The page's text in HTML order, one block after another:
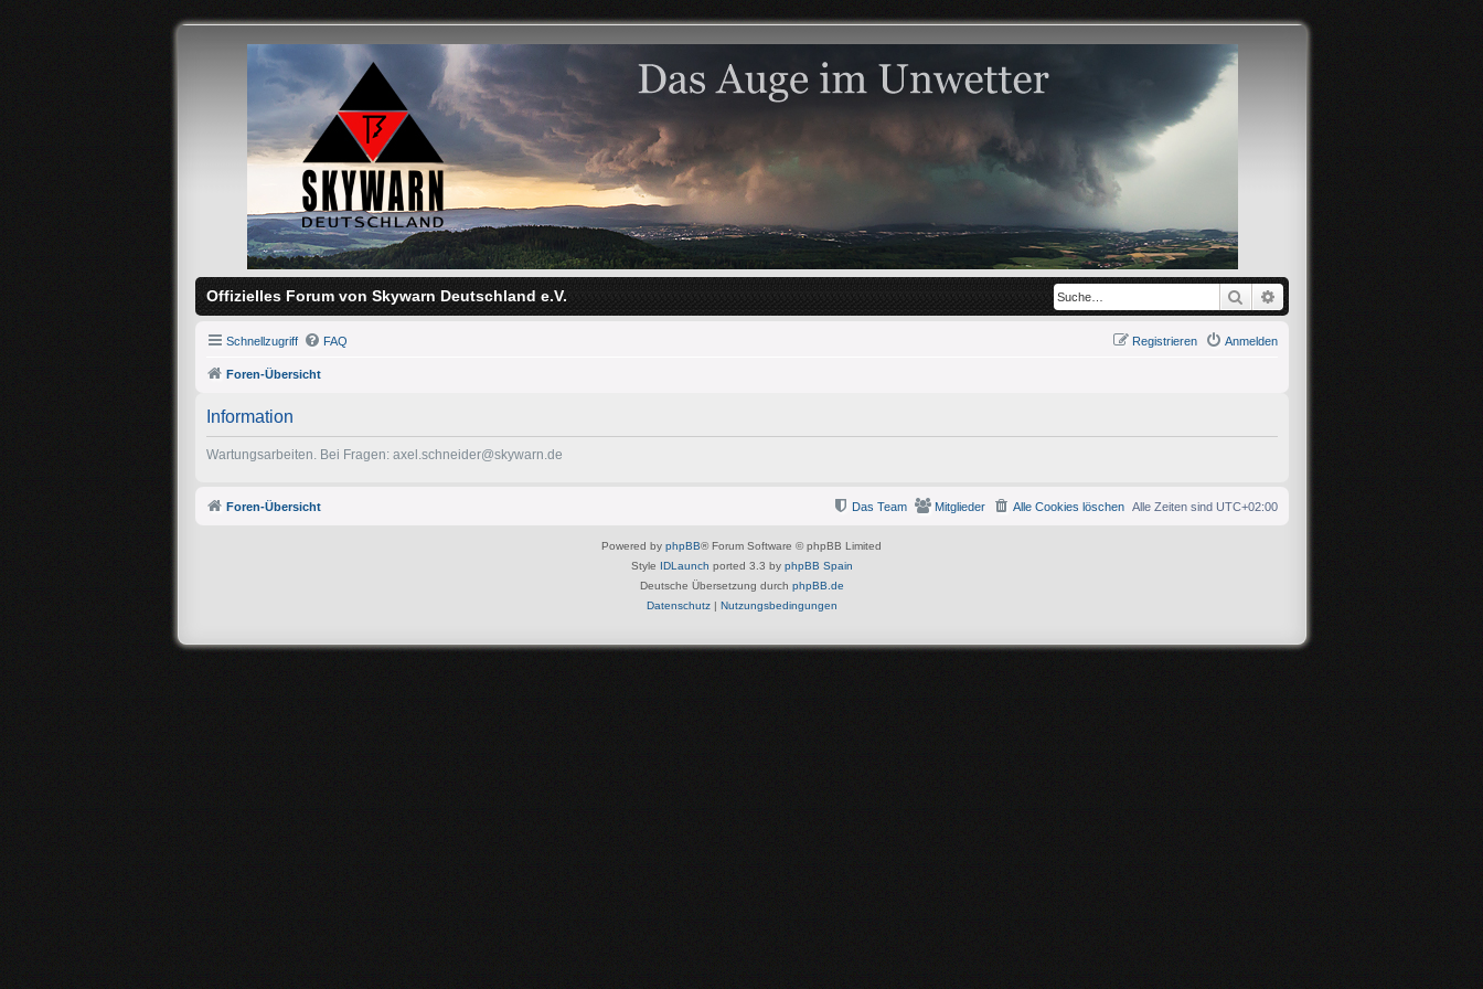
Offizielles Forum von Skywarn Deutschland e.V. Suche
Schnellzugriff FAQ Anmelden
Registrieren
Foren-Übersicht
Information
Wartungsarbeiten. Bei Fragen: axel.schneider@skywarn.de
Foren-Übersicht Alle Zeiten sind UTC+02:00
Alle Cookies löschen
Mitglieder
Das Team
Powered by phpBB® Forum Software © phpBB Limited
Style IDLaunch ported 3.3 by phpBB Spain
Deutsche Übersetzung durch phpBB.de
Datenschutz| Nutzungsbedingungen